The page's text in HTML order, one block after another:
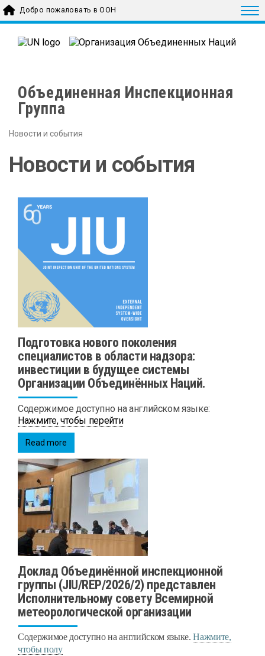
Skip to main content
Добро пожаловать в ООН
Объединенная Инспекционная
Группа
Новости и события
Новости и события
Подготовка нового поколения
специалистов в области надзора:
инвестиции в будущее системы
Организации Объединённых Наций.
Содержимое доступно на английском языке:
Нажмите, чтобы перейти
Read more
Доклад Объединённой инспекционной
группы (JIU/REP/2026/2) представлен
Исполнительному совету Всемирной
метеорологической организации
Содержимое доступно на английском языке. Нажмите,
чтобы полу